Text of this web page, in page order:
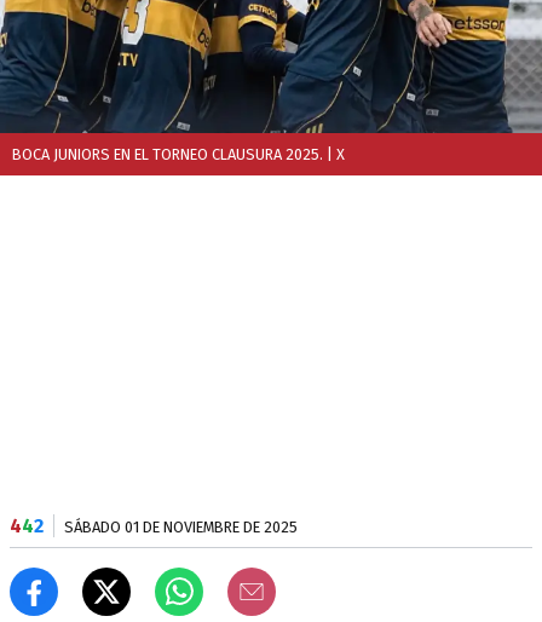
BOCA JUNIORS EN EL TORNEO CLAUSURA 2025. | X
442 SÁBADO 01 DE NOVIEMBRE DE 2025